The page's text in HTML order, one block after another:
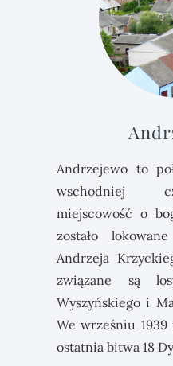
Andrzejewo to
wschodniej
miejscowość o
zostało
Andrzeja
związane są
Wyszyńskiego i
We wrześniu
ostatnia bitwa 18